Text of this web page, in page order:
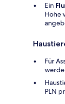
Ein
Höhe
Für
PLN